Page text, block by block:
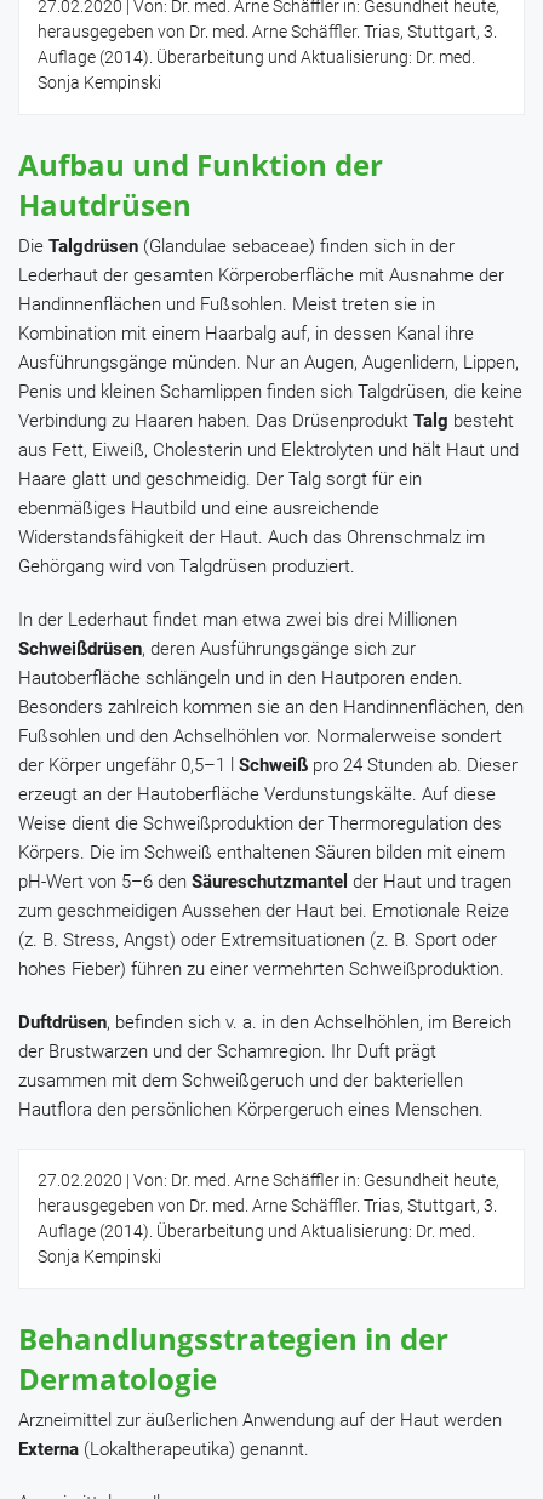
27.02.2020 | Von: Dr. med. Arne Schäffler in: Gesundheit heute,
herausgegeben von Dr. med. Arne Schäffler. Trias, Stuttgart, 3.
Auflage (2014). Überarbeitung und Aktualisierung: Dr. med.
Sonja Kempinski
Aufbau und Funktion der
Hautdrüsen
Die Talgdrüsen (Glandulae sebaceae) finden sich in der
Lederhaut der gesamten Körperoberfläche mit Ausnahme der
Handinnenflächen und Fußsohlen. Meist treten sie in
Kombination mit einem Haarbalg auf, in dessen Kanal ihre
Ausführungsgänge münden. Nur an Augen, Augenlidern, Lippen,
Penis und kleinen Schamlippen finden sich Talgdrüsen, die keine
Verbindung zu Haaren haben. Das Drüsenprodukt Talg besteht
aus Fett, Eiweiß, Cholesterin und Elektrolyten und hält Haut und
Haare glatt und geschmeidig. Der Talg sorgt für ein
ebenmäßiges Hautbild und eine ausreichende
Widerstandsfähigkeit der Haut. Auch das Ohrenschmalz im
Gehörgang wird von Talgdrüsen produziert.
In der Lederhaut findet man etwa zwei bis drei Millionen
Schweißdrüsen, deren Ausführungsgänge sich zur
Hautoberfläche schlängeln und in den Hautporen enden.
Besonders zahlreich kommen sie an den Handinnenflächen, den
Fußsohlen und den Achselhöhlen vor. Normalerweise sondert
der Körper ungefähr 0,5–1 l Schweiß pro 24 Stunden ab. Dieser
erzeugt an der Hautoberfläche Verdunstungskälte. Auf diese
Weise dient die Schweißproduktion der Thermoregulation des
Körpers. Die im Schweiß enthaltenen Säuren bilden mit einem
pH-Wert von 5–6 den Säureschutzmantel der Haut und tragen
zum geschmeidigen Aussehen der Haut bei. Emotionale Reize
(z. B. Stress, Angst) oder Extremsituationen (z. B. Sport oder
hohes Fieber) führen zu einer vermehrten Schweißproduktion.
Duftdrüsen, befinden sich v. a. in den Achselhöhlen, im Bereich
der Brustwarzen und der Schamregion. Ihr Duft prägt
zusammen mit dem Schweißgeruch und der bakteriellen
Hautflora den persönlichen Körpergeruch eines Menschen.
27.02.2020 | Von: Dr. med. Arne Schäffler in: Gesundheit heute,
herausgegeben von Dr. med. Arne Schäffler. Trias, Stuttgart, 3.
Auflage (2014). Überarbeitung und Aktualisierung: Dr. med.
Sonja Kempinski
Behandlungsstrategien in der
Dermatologie
Arzneimittel zur äußerlichen Anwendung auf der Haut werden
Externa (Lokaltherapeutika) genannt.